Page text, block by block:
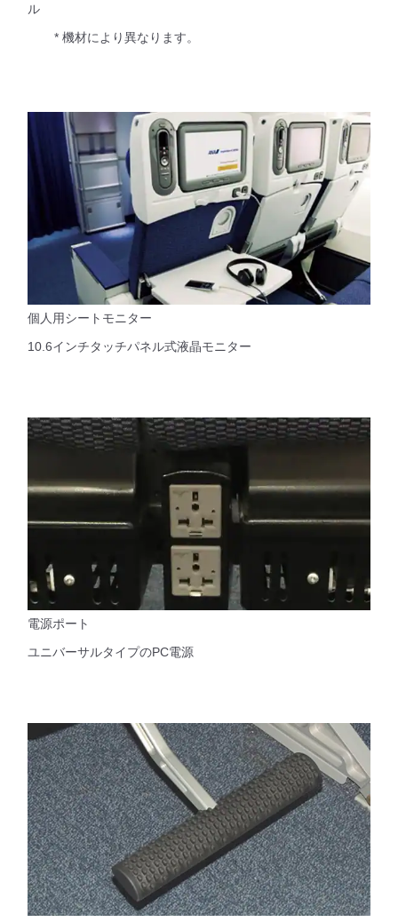
ル
* 機材により異なります。
個人用シートモニター
10.6インチタッチパネル式液晶モニター
電源ポート
ユニバーサルタイプのPC電源